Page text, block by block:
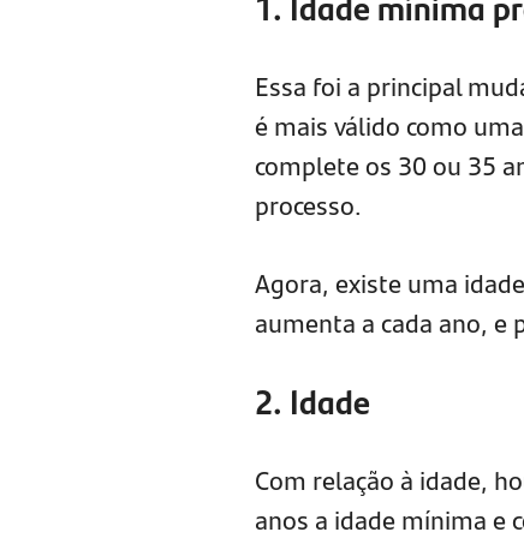
Essa foi a principal
é mais válido como
complete os 30 ou 35
processo.
Agora, existe uma
aumenta a cada ano, e
2. Idade
Com relação à idade,
anos a idade mínima e